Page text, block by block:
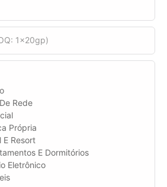
1x20gp)
Rede
Própria
E Resort
E Dormitórios
Eletrônico